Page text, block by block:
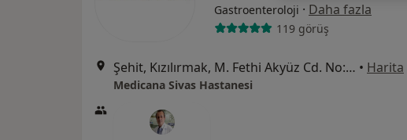
Gastroenteroloji · Daha fazla
119 görüş
Şehit, Kızılırmak, M. Fethi Akyüz Cd. No: 8Merkez/Sivas, Sivas • Harita
Medicana Sivas Hastanesi